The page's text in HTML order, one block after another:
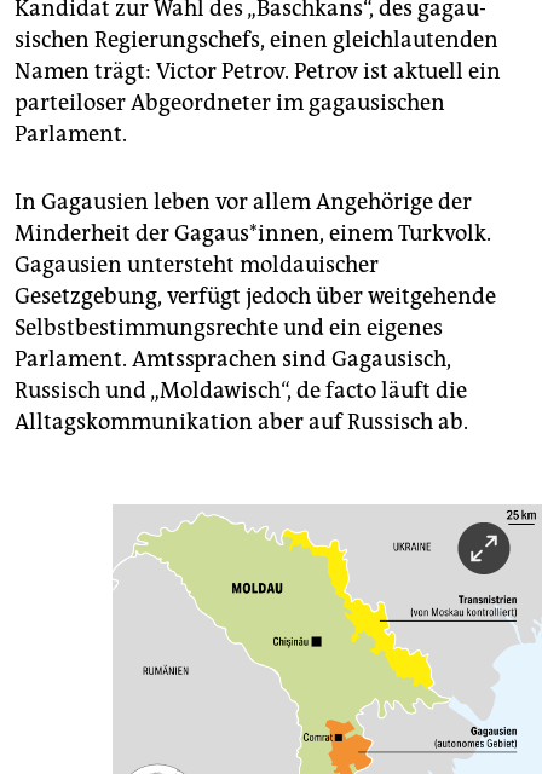
Kandidat zur Wahl des „Baschkans“, des gagau­
sischen Regierungschefs, einen gleichlautenden
Namen trägt: Victor Petrov. Petrov ist aktuell ein
parteiloser Abgeordneter im gagausischen
Parlament.
In Gagausien leben vor allem Angehörige der
Minderheit der Gagaus*innen, einem Turkvolk.
Gagausien untersteht moldauischer
Gesetzgebung, verfügt jedoch über weitgehende
Selbstbestimmungsrechte und ein eigenes
Parlament. Amtssprachen sind Gagausisch,
Russisch und „Moldawisch“, de facto läuft die
Alltagskommunikation aber auf Russisch ab.